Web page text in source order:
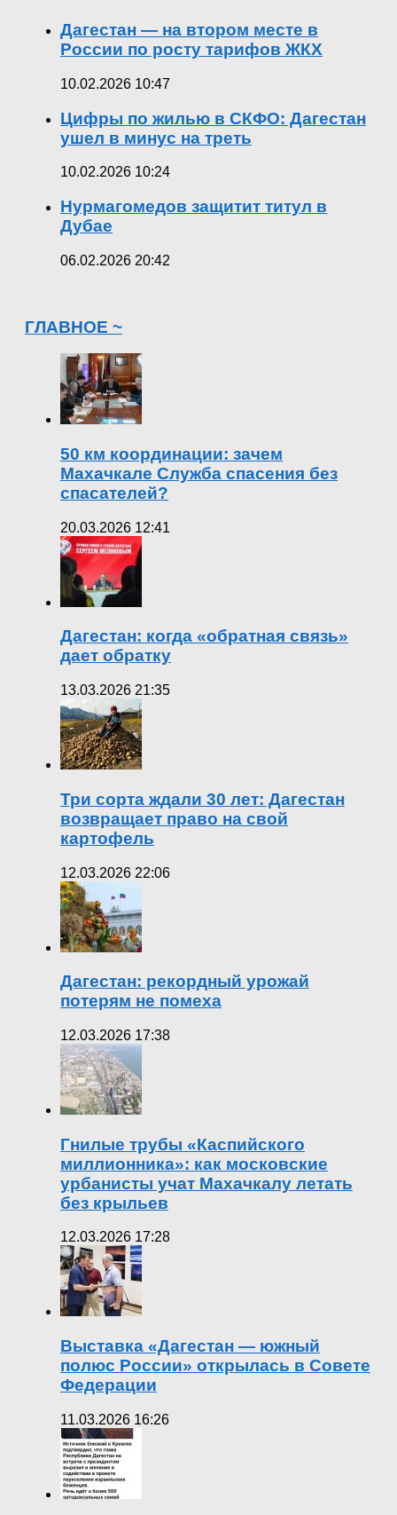
Дагестан — на втором месте в
России по росту тарифов ЖКХ
10.02.2026 10:47
Цифры по жилью в СКФО: Дагестан
ушел в минус на треть
10.02.2026 10:24
Нурмагомедов защитит титул в
Дубае
06.02.2026 20:42
ГЛАВНОЕ ~
50 км координации: зачем
Махачкале Служба спасения без
спасателей?
20.03.2026 12:41
Дагестан: когда «обратная связь»
дает обратку
13.03.2026 21:35
Три сорта ждали 30 лет: Дагестан
возвращает право на свой
картофель
12.03.2026 22:06
Дагестан: рекордный урожай
потерям не помеха
12.03.2026 17:38
Гнилые трубы «Каспийского
миллионника»: как московские
урбанисты учат Махачкалу летать
без крыльев
12.03.2026 17:28
Выставка «Дагестан — южный
полюс России» открылась в Совете
Федерации
11.03.2026 16:26